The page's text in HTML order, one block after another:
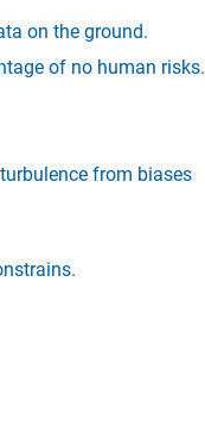
on the ground.
of no human risks.
from biases